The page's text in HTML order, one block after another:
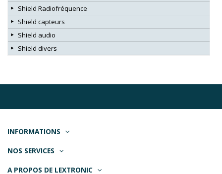
Shield Radiofréquence
Shield capteurs
Shield audio
Shield divers
INFORMATIONS
NOS SERVICES
A PROPOS DE LEXTRONIC